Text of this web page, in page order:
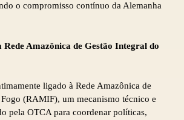
o compromisso contínuo da Alemanha
Amazônica de Gestão Integral do
ligado à Rede Amazônica de
(RAMIF), um mecanismo técnico e
pela OTCA para coordenar políticas,